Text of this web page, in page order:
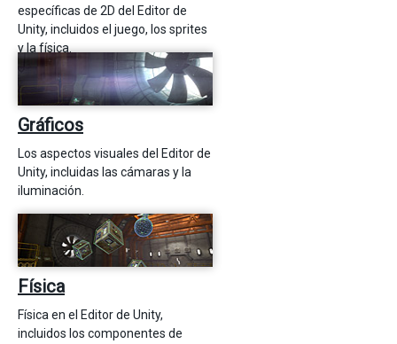
específicas de 2D del Editor de
Unity, incluidos el juego, los sprites
y la física.
Gráficos
Los aspectos visuales del Editor de
Unity, incluidas las cámaras y la
iluminación.
Física
Física en el Editor de Unity,
incluidos los componentes de